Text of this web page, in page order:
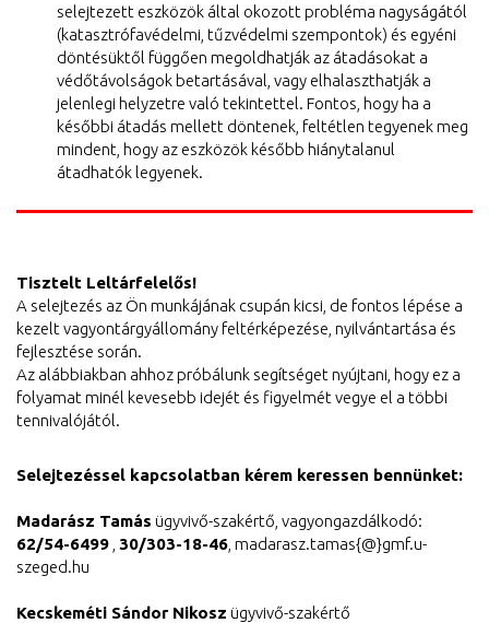
selejtezett eszközök által okozott probléma nagyságától
(katasztrófavédelmi, tűzvédelmi szempontok) és egyéni
döntésüktől függően megoldhatják az átadásokat a
védőtávolságok betartásával, vagy elhalaszthatják a
jelenlegi helyzetre való tekintettel. Fontos, hogy ha a
későbbi átadás mellett döntenek, feltétlen tegyenek meg
mindent, hogy az eszközök később hiánytalanul
átadhatók legyenek.
Tisztelt Leltárfelelős!
A selejtezés az Ön munkájának csupán kicsi, de fontos lépése a
kezelt vagyontárgyállomány feltérképezése, nyilvántartása és
fejlesztése során.
Az alábbiakban ahhoz próbálunk segítséget nyújtani, hogy ez a
folyamat minél kevesebb idejét és figyelmét vegye el a többi
tennivalójától.
Selejtezéssel kapcsolatban kérem keressen bennünket:
Madarász Tamás ügyvivő-szakértő, vagyongazdálkodó:
62/54-6499 30/303-18-46 , madarasz.tamas{@}gmf.u-
szeged.hu
Kecskeméti Sándor Nikosz ügyvivő-szakértő